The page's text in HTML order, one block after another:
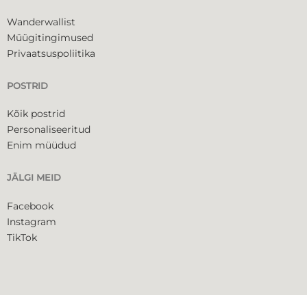
Wanderwallist
Müügitingimused
Privaatsuspoliitika
POSTRID
Kõik postrid
Personaliseeritud
Enim müüdud
JÄLGI MEID
Facebook
Instagram
TikTok